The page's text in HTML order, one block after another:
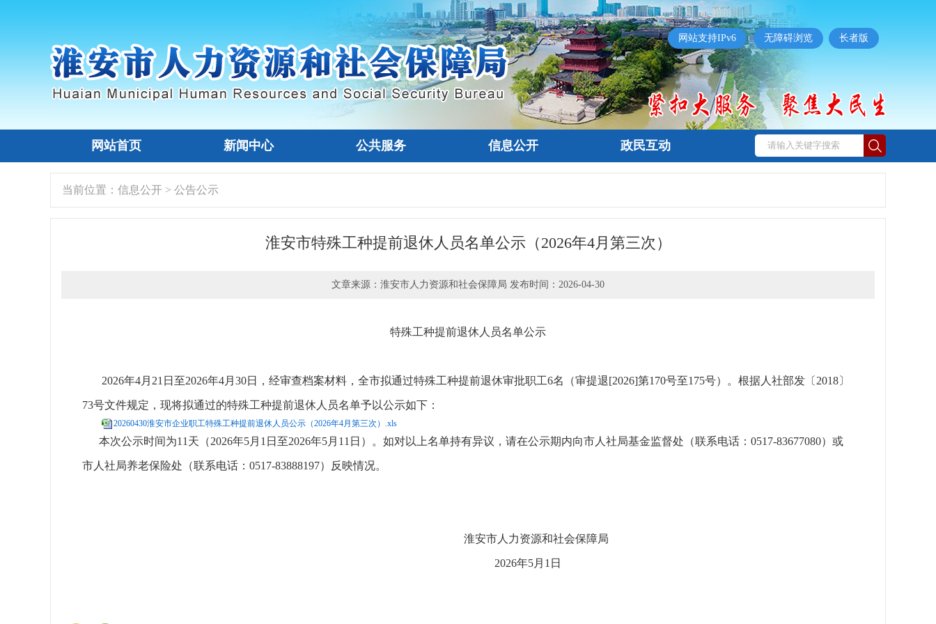
网站支持IPv6 无障碍浏览 长者版
网站首页 新闻中心 公共服务 信息公开 政民互动
当前位置： 信息公开 > 公告公示
淮安市特殊工种提前退休人员名单公示（2026年4月第三次）
文章来源：淮安市人力资源和社会保障局 发布时间：2026-04-30
特殊工种提前退休人员名单公示
2026年4月21日至2026年4月30日，经审查档案材料，全市拟通过特殊工种提前退休审批职工6名（审提退[2026]第170号至175号）。根据人社部发〔2018〕
73号文件规定，现将拟通过的特殊工种提前退休人员名单予以公示如下：
20260430淮安市企业职工特殊工种提前退休人员公示（2026年4月第三次）.xls
本次公示时间为11天（2026年5月1日至2026年5月11日）。如对以上名单持有异议，请在公示期内向市人社局基金监督处（联系电话：0517-83677080）或
市人社局养老保险处（联系电话：0517-83888197）反映情况。
淮安市人力资源和社会保障局
2026年5月1日